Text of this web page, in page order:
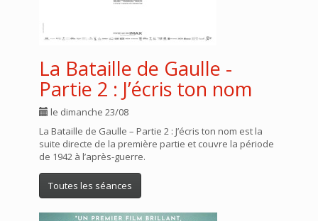
La Bataille de Gaulle -
Partie 2 : J’écris ton nom
le dimanche 23/08
La Bataille de Gaulle – Partie 2 : J’écris ton nom est la
suite directe de la première partie et couvre la période
de 1942 à l’après-guerre.
Toutes les séances